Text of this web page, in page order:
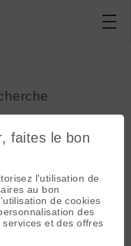
à 23:08)
pas top, beaucoup
un peu meilleur
à 10:53)
faites le bon
l'utilisation de
au bon
de cookies
des
et des offres